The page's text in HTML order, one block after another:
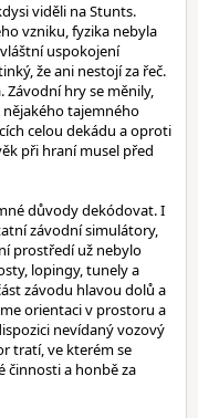
viděli na Stunts.
vzniku, fyzika nebyla
uspokojení
že ani nestojí za řeč.
Závodní hry se měnily,
tajemného
celou dekádu a oproti
při hraní musel před
důvody dekódovat. I
závodní simulátory,
prostředí už nebylo
lopingy, tunely a
závodu hlavou dolů a
orientaci v prostoru a
nevídaný vozový
tratí, ve kterém se
činnosti a honbě za